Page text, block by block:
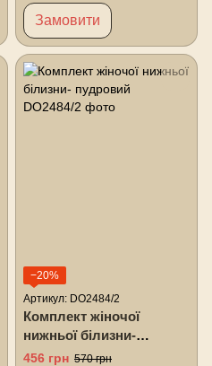
Замовити
−20%
Артикул: DO2484/2
Комплект жіночої
нижньої білизни-
пудровий
456 грн 570 грн